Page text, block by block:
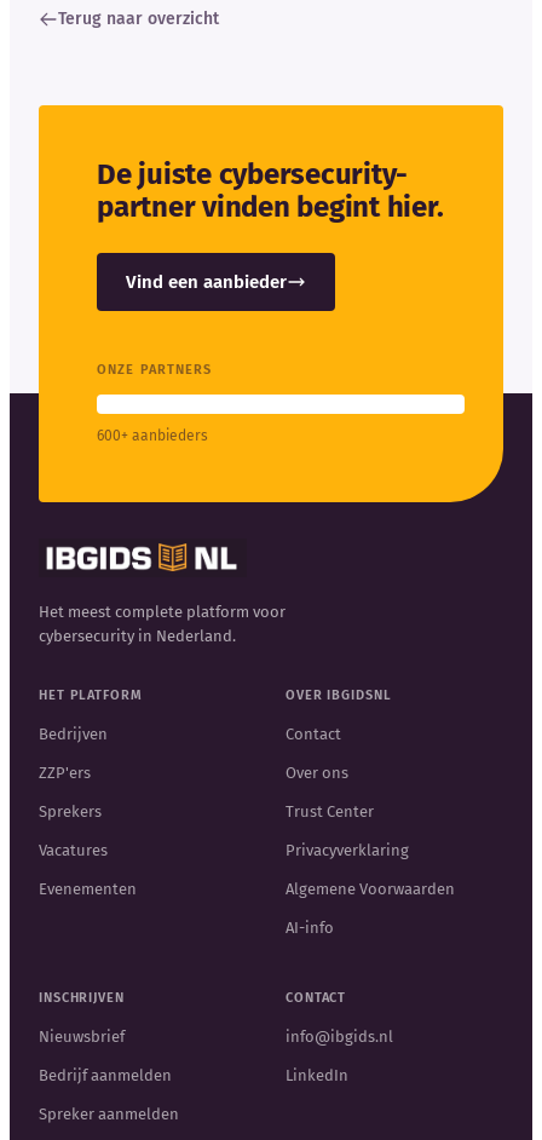
Terug naar overzicht
De juiste cybersecurity-
partner vinden begint hier.
Vind een aanbieder
ONZE PARTNERS
600+ aanbieders
Het meest complete platform voor
cybersecurity in Nederland.
HET PLATFORM
Bedrijven
ZZP'ers
Sprekers
Vacatures
Evenementen
OVER IBGIDSNL
Contact
Over ons
Trust Center
Privacyverklaring
Algemene Voorwaarden
AI-info
INSCHRIJVEN
Nieuwsbrief
Bedrijf aanmelden
Spreker aanmelden
CONTACT
info@ibgids.nl
LinkedIn